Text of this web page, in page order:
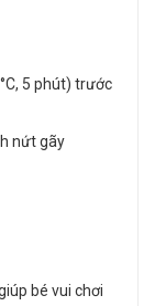
5 phút) trước
nứt gãy
bé vui chơi